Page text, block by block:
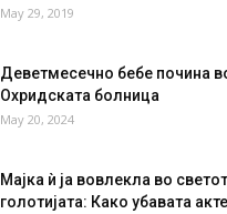
May 29, 2019
Деветмесечно бебе почина
Охридската болница
May 20, 2024
Мајка ѝ ја вовлекла во
голотијата: Како убавата